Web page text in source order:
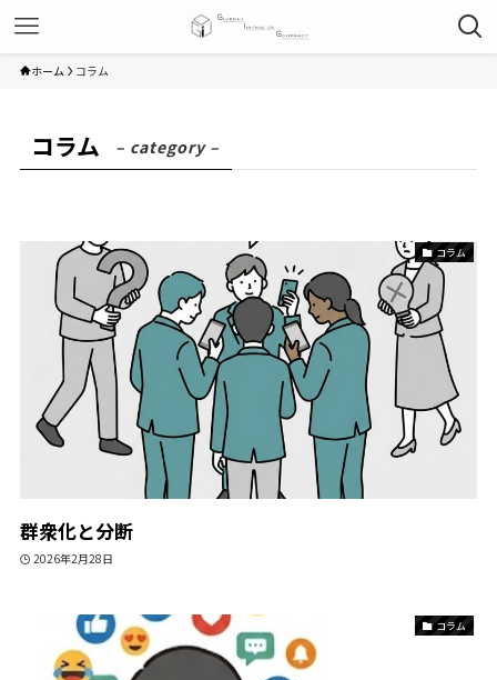
ホーム コラム
コラム – category –
コラム
群衆化と分断
2026年2月28日
コラム